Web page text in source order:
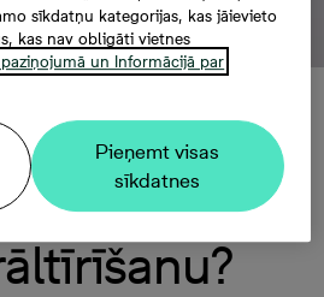
ir sācies: kā
mājokļa
sīkdatņu kategorijas, kas jāievieto
kas nav obligāti vietnes
un Informācijā par
Pieņemt visas
sīkdatnes